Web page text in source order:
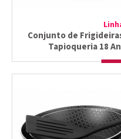
Conjunto de
Tapioqueria 18